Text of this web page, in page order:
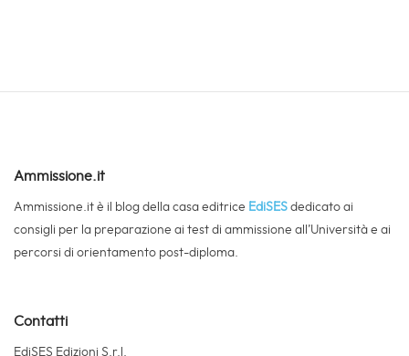
Ammissione.it
Ammissione.it è il blog della casa editrice EdiSES dedicato ai
consigli per la preparazione ai test di ammissione all’Università e ai
percorsi di orientamento post-diploma.
Contatti
EdiSES Edizioni S.r.l.